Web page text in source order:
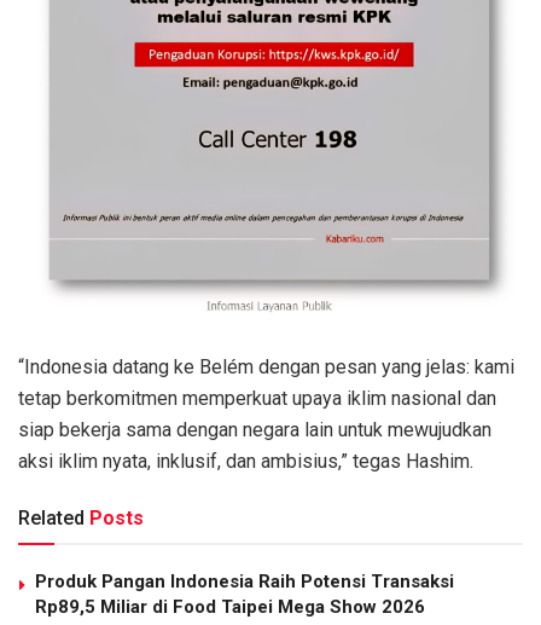
“Indonesia datang ke Belém dengan pesan yang jelas: kami
tetap berkomitmen memperkuat upaya iklim nasional dan
siap bekerja sama dengan negara lain untuk mewujudkan
aksi iklim nyata, inklusif, dan ambisius,” tegas Hashim.
Related Posts
Produk Pangan Indonesia Raih Potensi Transaksi
Rp89,5 Miliar di Food Taipei Mega Show 2026